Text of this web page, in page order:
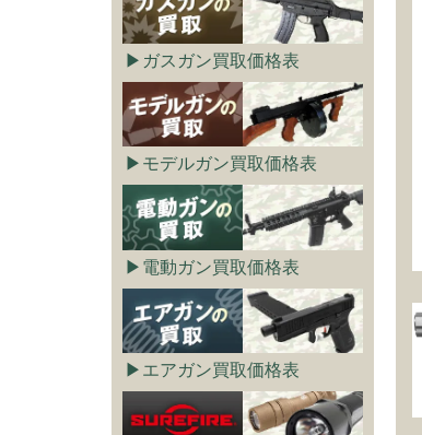
ガスガン買取価格表
モデルガン買取価格表
電動ガン買取価格表
エアガン買取価格表